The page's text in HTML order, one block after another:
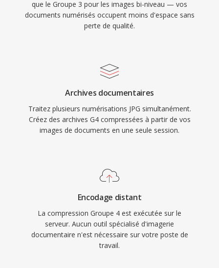
que le Groupe 3 pour les images bi-niveau — vos
documents numérisés occupent moins d'espace sans
perte de qualité.
Archives documentaires
Traitez plusieurs numérisations JPG simultanément.
Créez des archives G4 compressées à partir de vos
images de documents en une seule session.
Encodage distant
La compression Groupe 4 est exécutée sur le
serveur. Aucun outil spécialisé d'imagerie
documentaire n'est nécessaire sur votre poste de
travail.